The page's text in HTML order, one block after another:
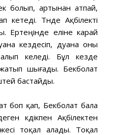
болып, артынан атпай,
кетеді. Түнде Ақбілекті
Ертеңінде еліне карай
кездесіп, дуана оны
келеді. Бұл кезде
шығады. Бекболат
бастайды.
боп қап, Бекболат бала
күдікпен Ақбілектен
тоқал алады. Тоқал